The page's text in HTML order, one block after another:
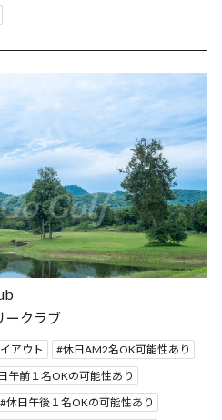
ークラブ
アウト
休日AM2名OK可能性あり
午前１名OKの可能性あり
休日午後１名OKの可能性あり